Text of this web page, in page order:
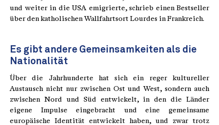
und weiter in die USA emigrierte, schrieb einen Bestseller
über den katholischen Wallfahrtsort Lourdes in Frankreich.
Es gibt andere Gemeinsamkeiten als die
Nationalität
Über die Jahrhunderte hat sich ein reger kultureller
Austausch nicht nur zwischen Ost und West, sondern auch
zwischen Nord und Süd entwickelt, in den die Länder
eigene Impulse eingebracht und eine gemeinsame
europäische Identität entwickelt haben, und zwar trotz